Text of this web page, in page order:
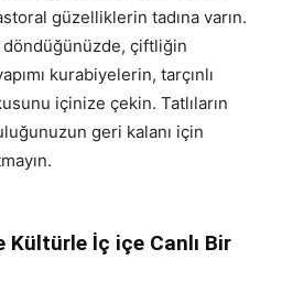
güzelliklerin tadına varın.
çiftliğin
kurabiyelerin, tarçınlı
içinize çekin. Tatlıların
geri kalanı için
Kültürle İç içe Canlı Bir